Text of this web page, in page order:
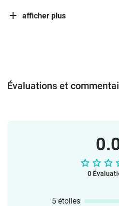
afficher plus
Évaluations et
0
5 étoiles